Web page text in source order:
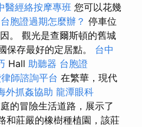
醫經絡按摩專班 您可以花幾
台胞證過期怎麼辦？ 停車位
。 觀光是查爾斯頓的舊城
保存最好的定居點。 台中
Hall 助聽器 台胞證
師諮詢平台 在繁華，現代
外抓姦協助 龍潭眼科
的冒險生活道路，展示了
和莊嚴的橡樹種植園，該莊